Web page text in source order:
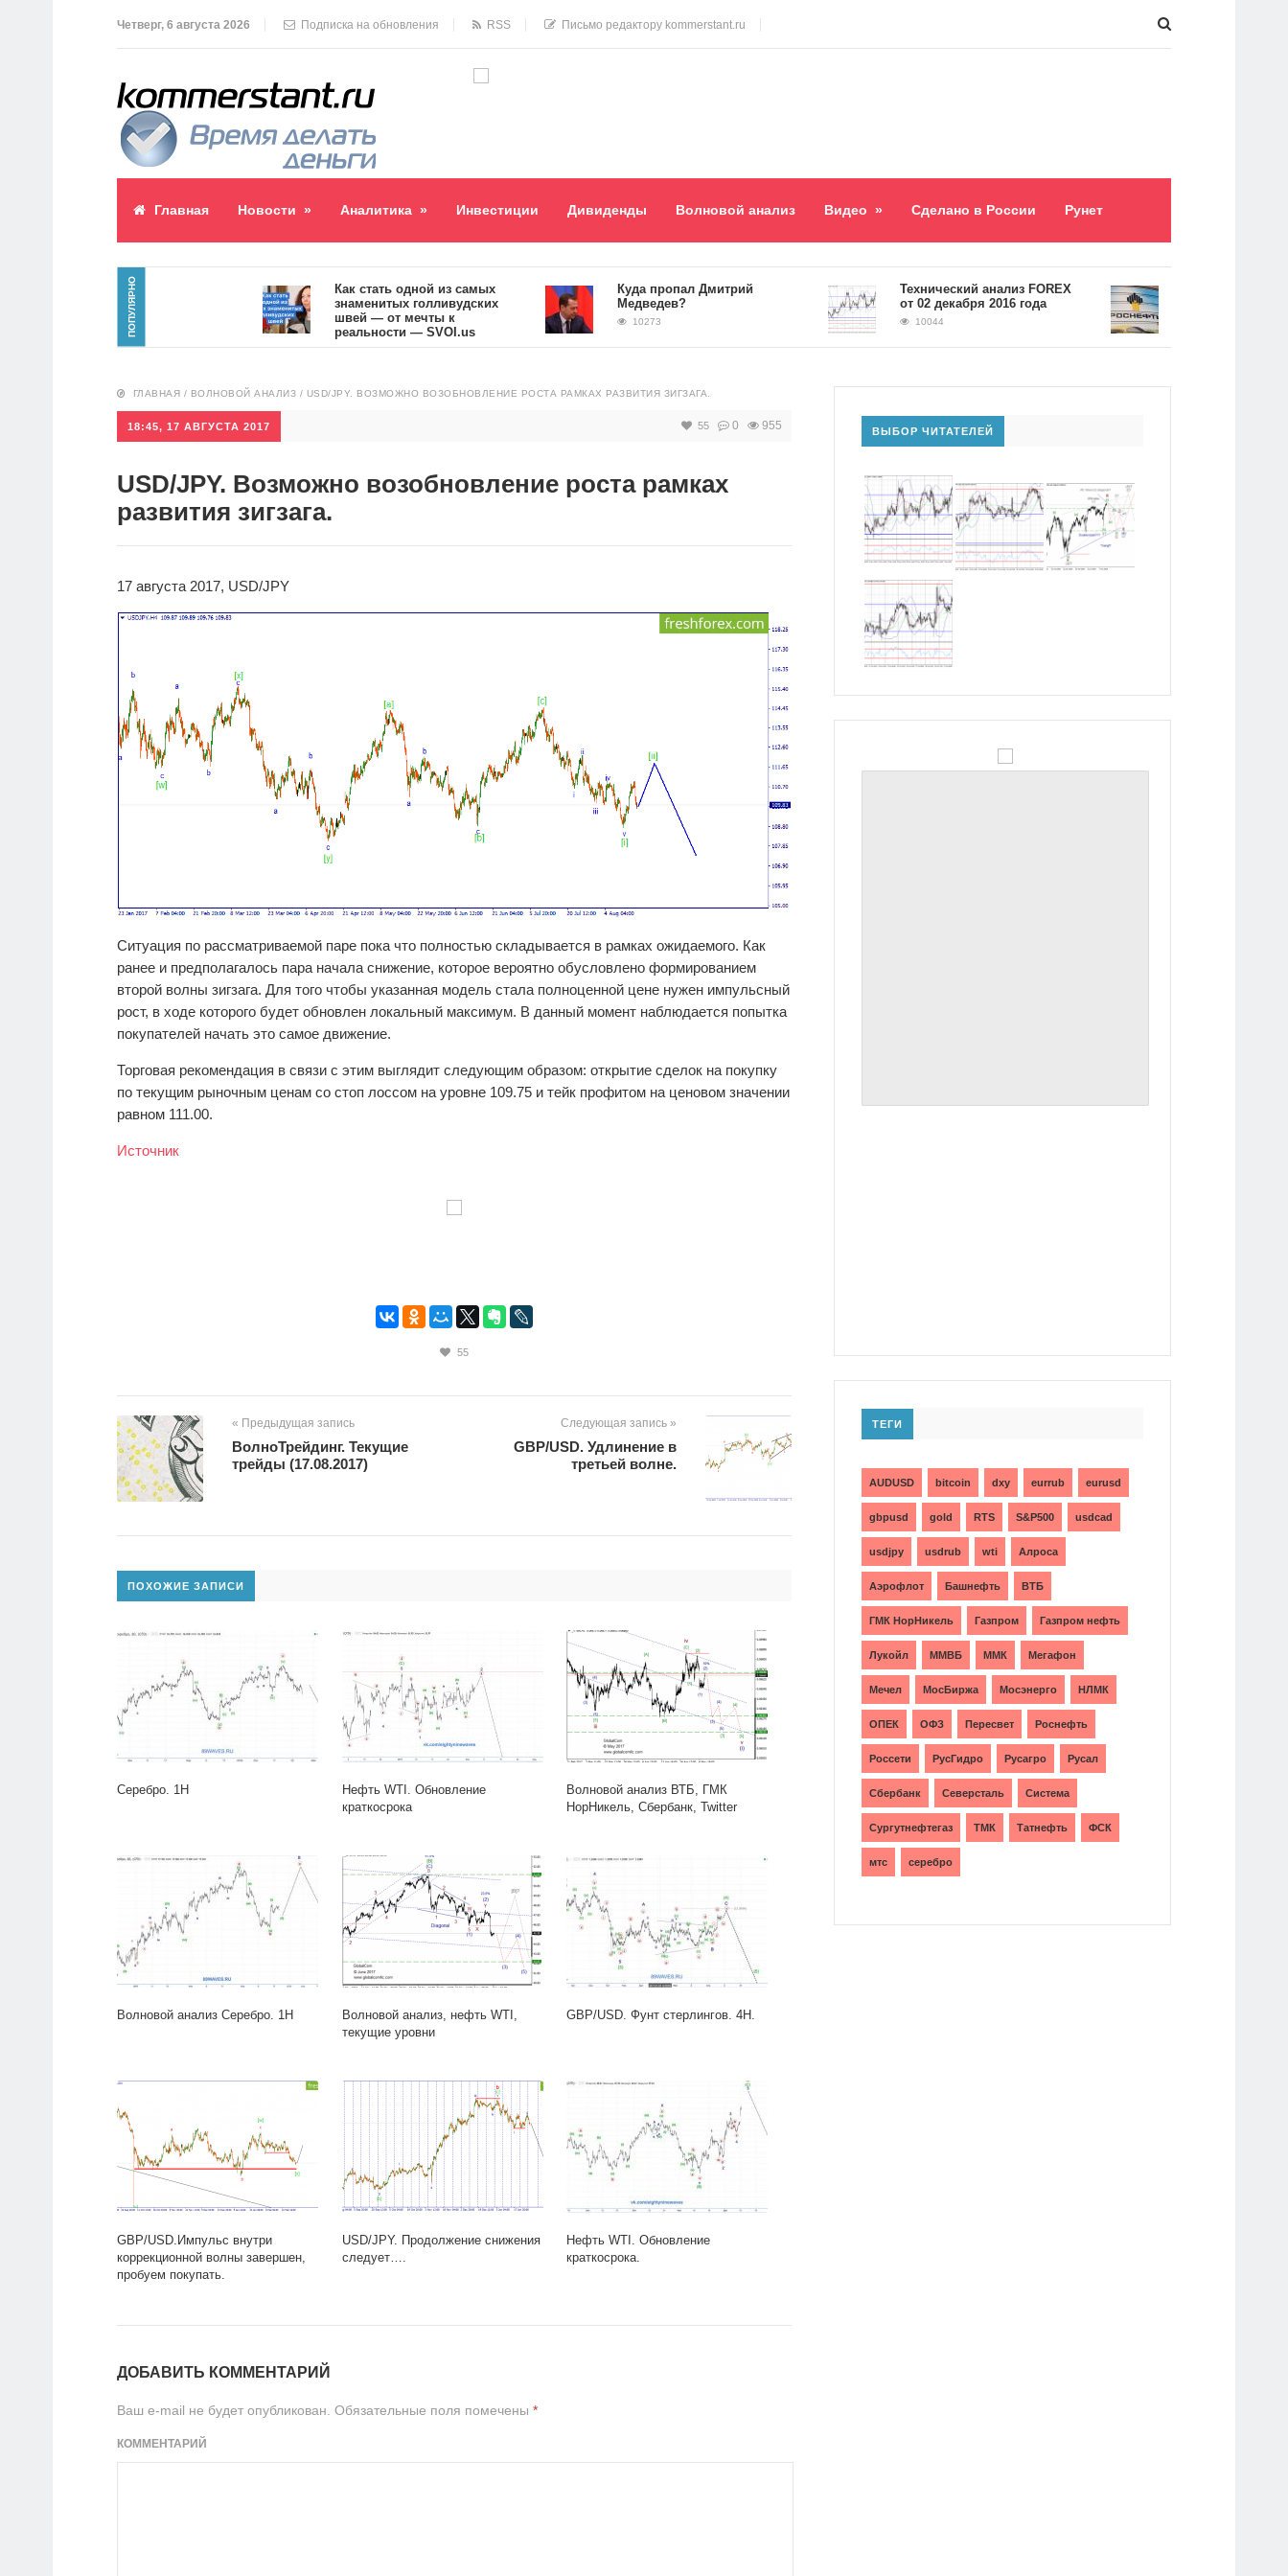
Четверг, 6 августа 2026 Подписка на обновления RSS Письмо редактору kommerstant.ru
Главная Новости » Аналитика » Инвестиции Дивиденды Волновой анализ Видео » Сделано в России Рунет
ПОПУЛЯРНО
Как стать одной из самых
знаменитых голливудских
швей — от мечты к
реальности — SVOI.us
10551
Куда пропал Дмитрий
Медведев?
10273
​Технический анализ FOREX
от 02 декабря 2016 года
10044
Долг «Роснефти»
5,2 триллиона рублей
ГЛАВНАЯ / ВОЛНОВОЙ АНАЛИЗ / USD/JPY. ВОЗМОЖНО ВОЗОБНОВЛЕНИЕ РОСТА РАМКАХ РАЗВИТИЯ ЗИГЗАГА.
18:45, 17 АВГУСТА 2017 55 0 955
USD/JPY. Возможно возобновление роста рамках
развития зигзага.
17 августа 2017, USD/JPY
Ситуация по рассматриваемой паре пока что полностью складывается в рамках ожидаемого. Как
ранее и предполагалось пара начала снижение, которое вероятно обусловлено формированием
второй волны зигзага. Для того чтобы указанная модель стала полноценной цене нужен импульсный
рост, в ходе которого будет обновлен локальный максимум. В данный момент наблюдается попытка
покупателей начать это самое движение.
Торговая рекомендация в связи с этим выглядит следующим образом: открытие сделок на покупку
по текущим рыночным ценам со стоп лоссом на уровне 109.75 и тейк профитом на ценовом значении
равном 111.00.
Источник
55
« Предыдущая запись
ВолноТрейдинг. Текущие
трейды (17.08.2017)
Следующая запись »
GBP/USD. Удлинение в
третьей волне.
ПОХОЖИЕ ЗАПИСИ
Серебро. 1H
Нефть WTI. Обновление
краткосрока
Волновой анализ ВТБ, ГМК
НорНикель, Сбербанк, Twitter
Волновой анализ Серебро. 1H
Волновой анализ, нефть WTI,
текущие уровни
GBP/USD. Фунт стерлингов. 4H.
GBP/USD.Импульс внутри
коррекционной волны завершен,
пробуем покупать.
USD/JPY. Продолжение снижения
следует….
Нефть WTI. Обновление
краткосрока.
ДОБАВИТЬ КОММЕНТАРИЙ
Ваш e-mail не будет опубликован. Обязательные поля помечены *
КОММЕНТАРИЙ
ВЫБОР ЧИТАТЕЛЕЙ
ТЕГИ
AUDUSD bitcoin dxy eurrub eurusd
gbpusd gold RTS S&P500 usdcad
usdjpy usdrub wti Алроса
Аэрофлот Башнефть ВТБ
ГМК НорНикель Газпром Газпром нефть
Лукойл ММВБ ММК Мегафон
Мечел МосБиржа Мосэнерго НЛМК
ОПЕК ОФЗ Пересвет Роснефть
Россети РусГидро Русагро Русал
Сбербанк Северсталь Система
Сургутнефтегаз ТМК Татнефть ФСК
мтс серебро